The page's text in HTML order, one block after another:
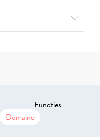
Functies
Domaine